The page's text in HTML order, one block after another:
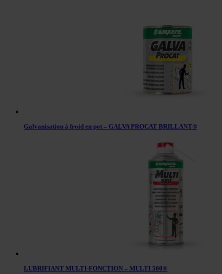
Galvanisation à froid en pot – GALVA PROCAT BRILLANT®
LUBRIFIANT MULTI-FONCTION – MULTI 500®